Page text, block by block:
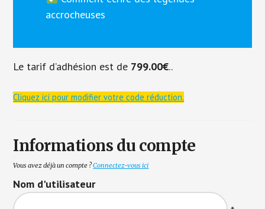
accrocheuses
Le tarif d’adhésion est de 799.00€..
Cliquez ici pour modifier votre code réduction.
Informations du compte
Vous avez déjà un compte ?Connectez-vous ici
Nom d'utilisateur